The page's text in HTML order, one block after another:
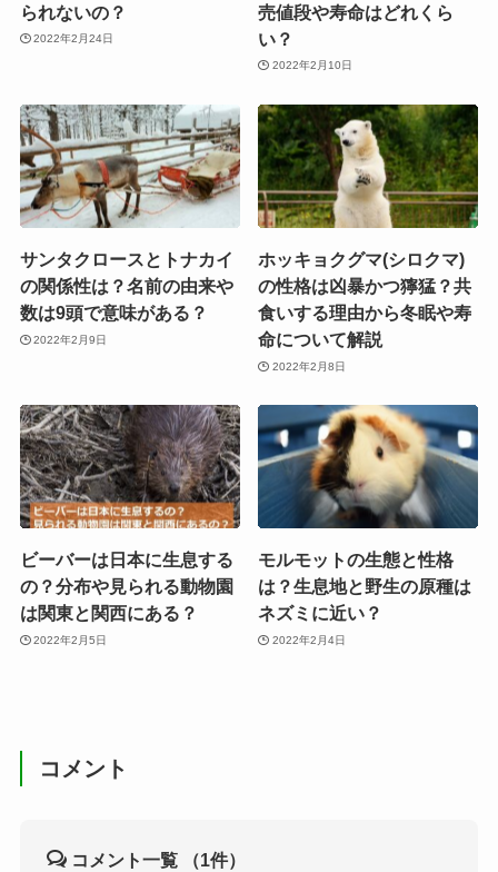
られないの？
2022年2月24日
売値段や寿命はどれくら
い？
2022年2月10日
サンタクロースとトナカイ
の関係性は？名前の由来や
数は9頭で意味がある？
2022年2月9日
ホッキョクグマ(シロクマ)
の性格は凶暴かつ獰猛？共
食いする理由から冬眠や寿
命について解説
2022年2月8日
ビーバーは日本に生息する
の？分布や見られる動物園
は関東と関西にある？
2022年2月5日
モルモットの生態と性格
は？生息地と野生の原種は
ネズミに近い？
2022年2月4日
コメント
コメント一覧 （1件）